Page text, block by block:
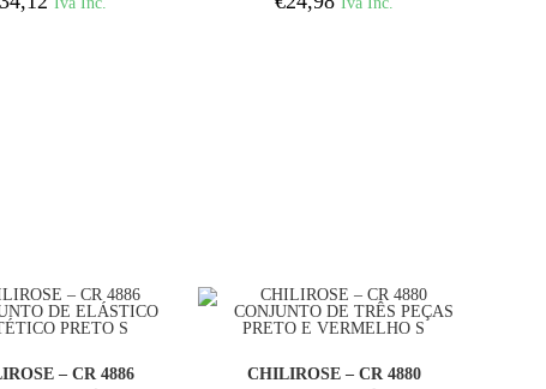
BRANCO M
– CR 4886
CHILIROSE – CR 4880